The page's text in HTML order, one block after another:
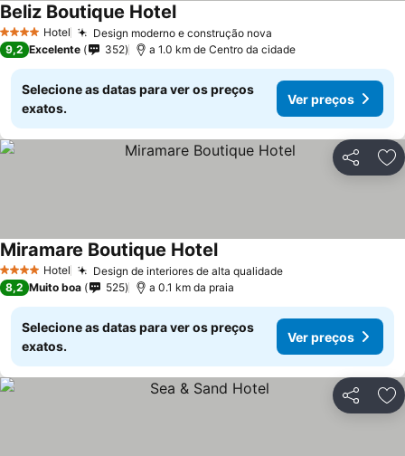
4 EstrelasHotel Design moderno e construção nova
Beliz Boutique HotelVer preços
9,2 Excelente 352 a 1.0 km de Centro da cidade
Selecione as datas para ver os preços
exatos.
Ver preços
Partilhar
4 EstrelasHotel Design de interiores de alta qualidadeVer preços
Miramare Boutique HotelVer preços
8,2 Muito boa 525 a 0.1 km da praia
Selecione as datas para ver os preços
exatos.
Ver preços
Partilhar